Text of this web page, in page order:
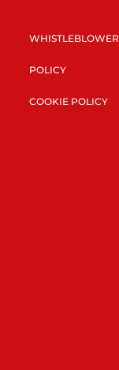
WHISTLEBLOWER
POLICY
COOKIE POLICY